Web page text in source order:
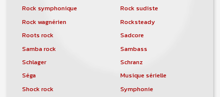
Rock symphonique
Rock sudiste
Rock wagnérien
Rocksteady
Roots rock
Sadcore
Samba rock
Sambass
Schlager
Schranz
Séga
Musique sérielle
Shock rock
Symphonie